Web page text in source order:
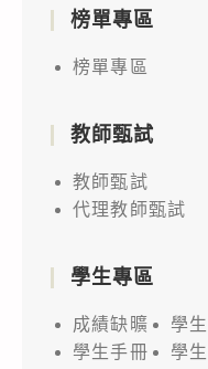
榜單專區
榜單專區
教師甄試
教師甄試
代理教師甄試
學生專區
成績缺曠
學
學生手冊
學